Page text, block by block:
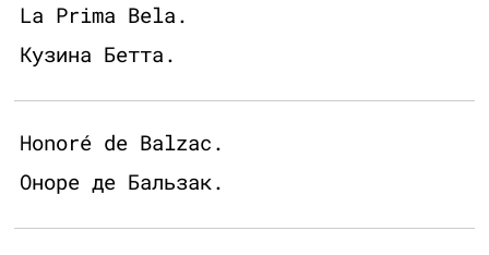
La Prima Bela.
Кузина Бетта.
Honoré de Balzac.
Оноре де Бальзак.